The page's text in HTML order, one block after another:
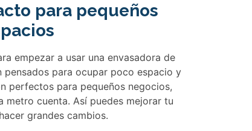
para pequeños
empezar a usar una envasadora de
pensados para ocupar poco espacio y
perfectos para pequeños negocios,
metro cuenta. Así puedes mejorar tu
grandes cambios.